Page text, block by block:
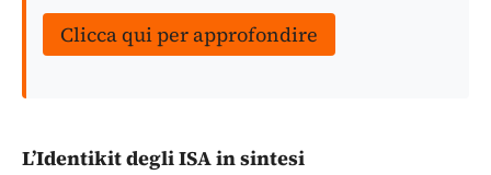
Clicca qui per approfondire
L’Identikit degli ISA in sintesi